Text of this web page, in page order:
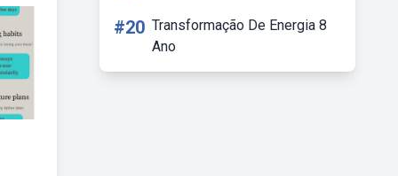
#20 Transformação De Energia 8
Ano